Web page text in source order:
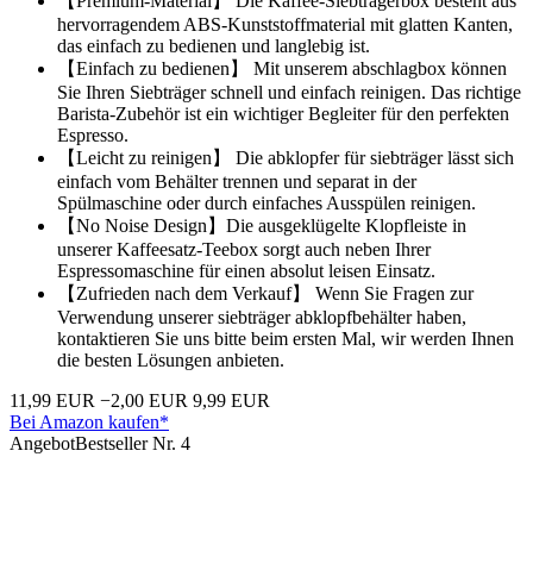
hervorragendem ABS-Kunststoffmaterial mit glatten Kanten,
das einfach zu bedienen und langlebig ist.
【Einfach zu bedienen】 Mit unserem abschlagbox können
Sie Ihren Siebträger schnell und einfach reinigen. Das richtige
Barista-Zubehör ist ein wichtiger Begleiter für den perfekten
Espresso.
【Leicht zu reinigen】 Die abklopfer für siebträger lässt sich
einfach vom Behälter trennen und separat in der
Spülmaschine oder durch einfaches Ausspülen reinigen.
【No Noise Design】Die ausgeklügelte Klopfleiste in
unserer Kaffeesatz-Teebox sorgt auch neben Ihrer
Espressomaschine für einen absolut leisen Einsatz.
【Zufrieden nach dem Verkauf】 Wenn Sie Fragen zur
Verwendung unserer siebträger abklopfbehälter haben,
kontaktieren Sie uns bitte beim ersten Mal, wir werden Ihnen
die besten Lösungen anbieten.
11,99 EUR −2,00 EUR 9,99 EUR
Bei Amazon kaufen*
AngebotBestseller Nr. 4